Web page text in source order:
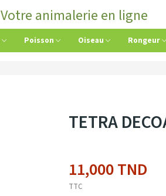
Votre animalerie en ligne
Poisson Oiseau Rongeur
TETRA
11,000 TND
TTC